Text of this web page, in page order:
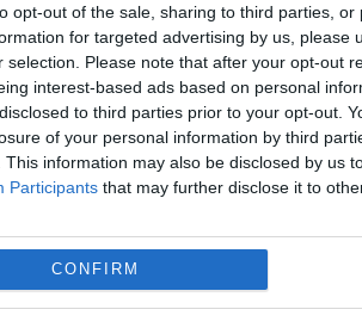
opt-out of the sale, sharing to third parties,
for targeted advertising by us, please
selection. Please note that after your opt-out
interest-based ads based on personal
to third parties prior to your opt-out.
of your personal information by third
This information may also be disclosed by us
Participants that may further disclose it to
CONFIRM
3 NOIEMBRIE 2016
Veniturile populației au o
ridicată față de media
se reflectă și în structura
bancare ale persoanelor
prezentări a prim-
Naționale...